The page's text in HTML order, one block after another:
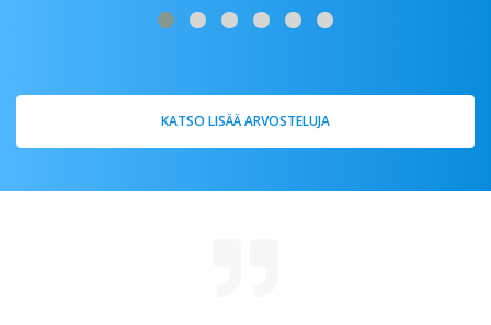
KATSO LISÄÄ ARVOSTELUJA